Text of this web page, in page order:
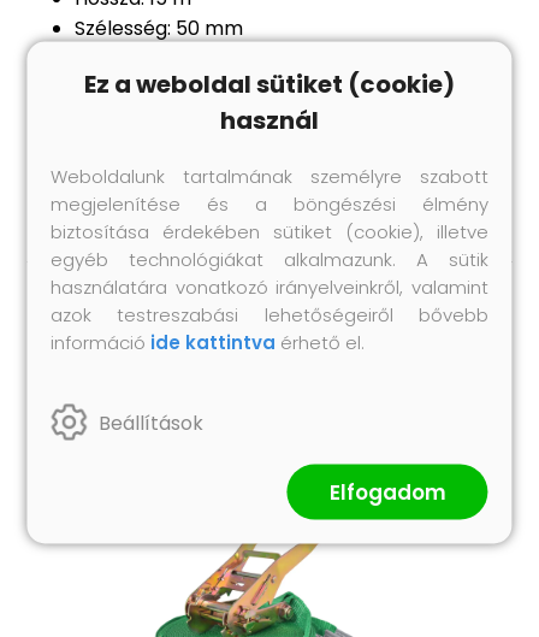
Szélesség: 50 mm
Kiválóan alkalmas lábizmok, hasizmok
edzéséhez és az erőnlét növeléséhez
akrobatikus készség javítására
Hasonló termékek
Ez a weboldal sütiket (cookie)
használ
Weboldalunk tartalmának személyre szabott
megjelenítése és a böngészési élmény
biztosítása érdekében sütiket (cookie), illetve
egyéb technológiákat alkalmazunk. A sütik
használatára vonatkozó irányelveinkről, valamint
azok testreszabási lehetőségeiről bővebb
információ ide kattintva érhető el.
Beállítások
Elfogadom